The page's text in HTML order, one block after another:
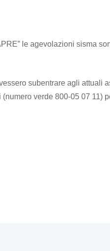
le agevolazioni sisma
subentrare agli
verde 800-05 07 11)